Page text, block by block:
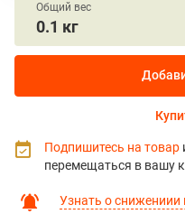
Узнать о снижениии
Общий вес
0.1 кг
Подпишитесь на товар
перемещаться в вашу